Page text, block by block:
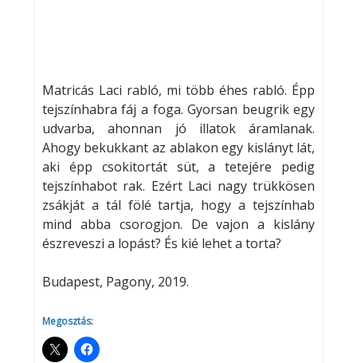
Matricás Laci rabló, mi több éhes rabló. Épp
tejszínhabra fáj a foga. Gyorsan beugrik egy
udvarba, ahonnan jó illatok áramlanak.
Ahogy bekukkant az ablakon egy kislányt lát,
aki épp csokitortát süt, a tetejére pedig
tejszínhabot rak. Ezért Laci nagy trükkösen
zsákját a tál fölé tartja, hogy a tejszínhab
mind abba csorogjon. De vajon a kislány
észreveszi a lopást? És kié lehet a torta?
Budapest, Pagony, 2019.
Megosztás: